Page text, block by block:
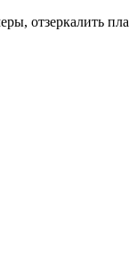
отзеркалить